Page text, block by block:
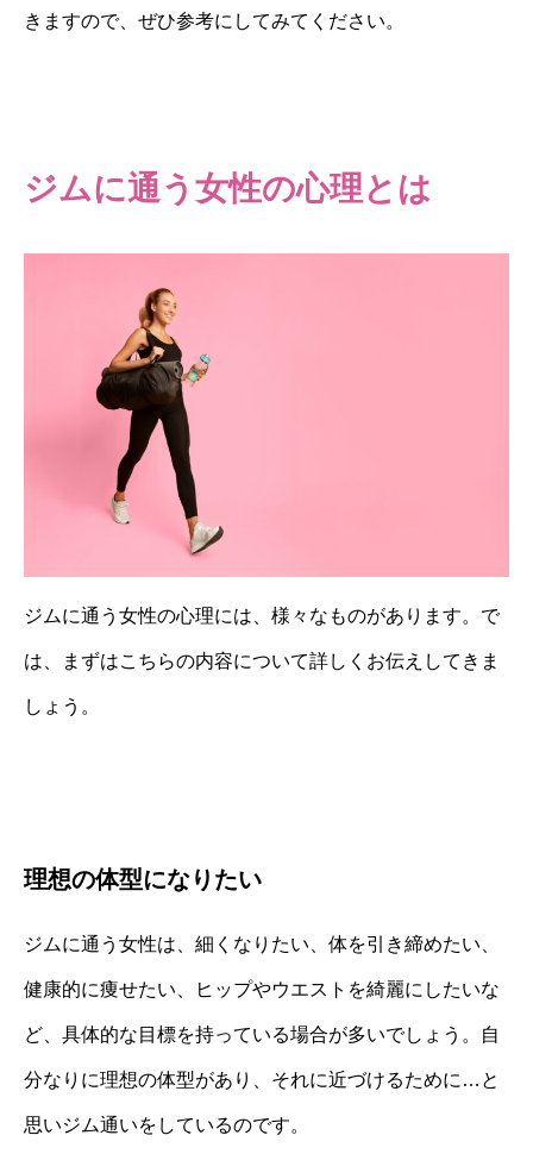
きますので、ぜひ参考にしてみてください。
ジムに通う女性の心理とは
ジムに通う女性の心理には、様々なものがあります。で
は、まずはこちらの内容について詳しくお伝えしてきま
しょう。
理想の体型になりたい
ジムに通う女性は、細くなりたい、体を引き締めたい、
健康的に痩せたい、ヒップやウエストを綺麗にしたいな
ど、具体的な目標を持っている場合が多いでしょう。自
分なりに理想の体型があり、それに近づけるために…と
思いジム通いをしているのです。